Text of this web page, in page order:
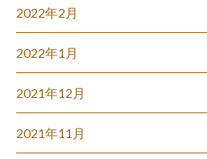
2022年2月
2022年1月
2021年12月
2021年11月